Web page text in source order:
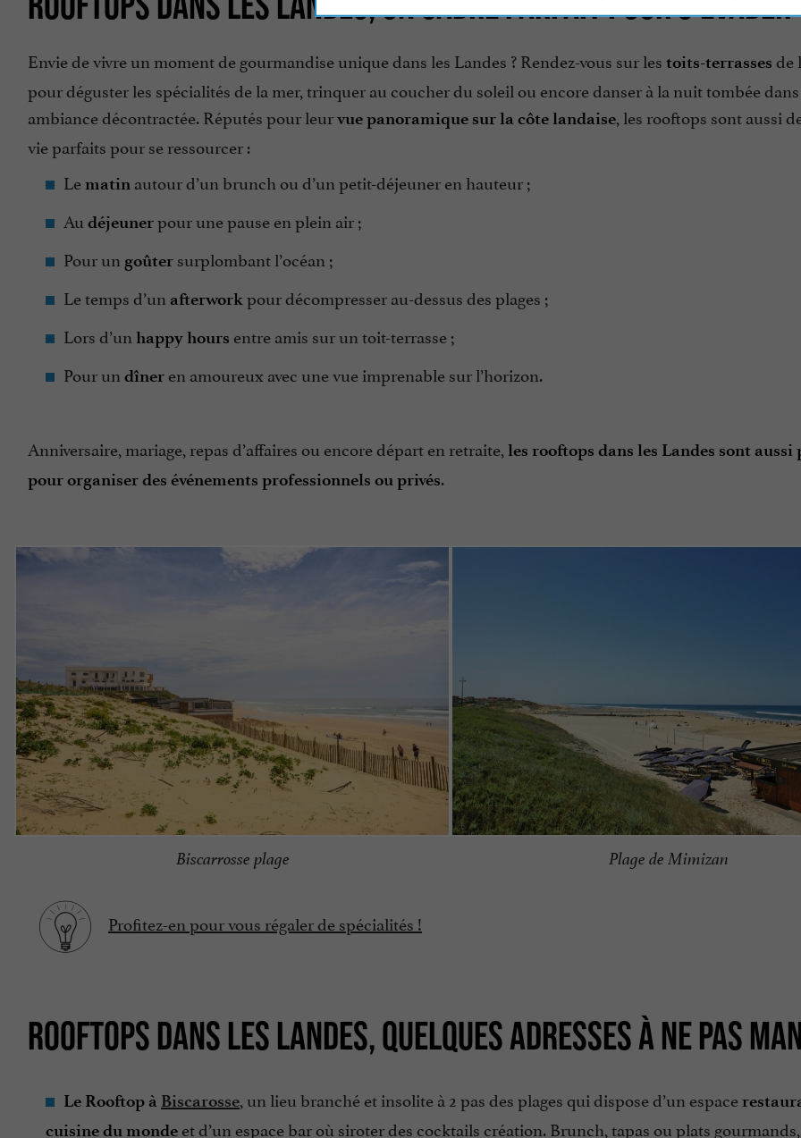
Envie de vivre un moment de gourmandise unique dans les Landes ? Rendez-vous sur les toits-terrasses de
pour déguster les spécialités de la mer, trinquer au coucher du soleil ou encore danser à la nuit tombée
ambiance décontractée. Réputés pour leurvue panoramique sur la côte landaise, les rooftops sont aussi
vie parfaits pour se ressourcer :
Le matin autour d’un brunch ou d’un petit-déjeuner en hauteur ;
Au déjeunerpour une pause en plein air ;
Pour un goûter surplombant l’océan ;
Le temps d’un afterworkpour décompresser au-dessus des plages ;
Lors d’un happy hours entre amis sur un toit-terrasse ;
Pour un dîner en amoureux avec une vue imprenable sur l’horizon.
Anniversaire, mariage, repas d’affaires ou encore départ en retraite, les rooftops dans les Landes sont
pour organiser des événements professionnels ou privés.
Biscarrosse plage Plage de Mimizan
Profitez-en pour vous régaler de spécialités !
ROOFTOPS DANS LES LANDES, QUELQUES ADRESSES À NE PAS
Le Rooftop à Biscarosse, un lieu branché et insolite à 2 pas des plages qui dispose d’un espace
cuisine du monde et d’un espace bar où siroter des cocktails création. Brunch, tapas ou plats